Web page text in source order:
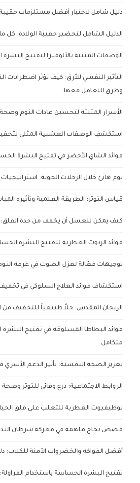
دليل شامل لاختيار أفضل مستلزمات حقيبة
الدليل الشامل لتحضير حقيبة الولادة: كل
الوصفات المثبتة بالألوفيرا لتفتيح
التأثير النفسي للأرق: كيف تؤثر
وطرق التعامل معها
الأسرار المثبتة لتحسين عادات النوم
استكشفِ الوصفات العشبية المثلى
فوائد الشاي الأخضر في تفتيح البشرة
نوم هانئ خلال الرحلات الجوية:
قياس التوتر: الطريقة العلمية وتأثيره
كيف يمكن للعسل أن يخفف من حدة القلق:
فوائد الزيوت العطرية لتفتيح البشرة
توجيهات فعّالة لعزل الصوت في غرفة
استكشاف فوائد العلاج السلوكي في تخفيف
الريحان المقدس: حلاً طبيعياً للتخفيف من
فوائد البطاطا المسلوقة في تفتيح
متكامل
تعزيز الصحة النفسية: تأثير الدعم الأسري
الروابط الاجتماعية: درع وقائي للتوتر
توظيفيوت العطرية للتغلب على قلق
قصص نجاح ملهمة في معركة سرطان
أفضل الفواكه والخضروات الآمنة للكلاب:
تفتيح البشرة الحساسة باستخدام